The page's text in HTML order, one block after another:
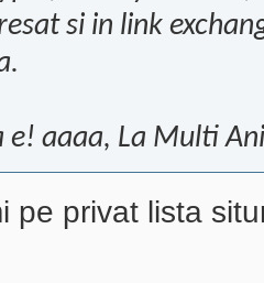
si in link
e! aaaa, La Multi
pe privat lista